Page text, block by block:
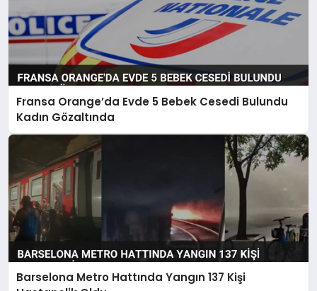
Fransa Orange’da Evde 5 Bebek Cesedi Bulundu
Kadın Gözaltında
Barselona Metro Hattında Yangın 137 Kişi